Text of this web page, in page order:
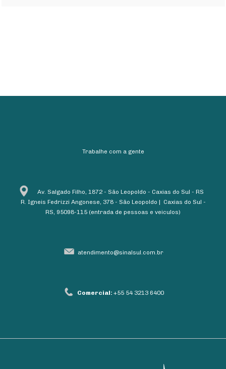
Trabalhe com a gente
Av. Salgado Filho, 1872 - São Leopoldo - Caxias do Sul - RS
R. Igneis Fedrizzi Angonese, 378 - São Leopoldo | Caxias do Sul -
RS, 95098-115 (entrada de pessoas e veiculos)
atendimento@sinalsul.com.br
Comercial: +55 54 3213 6400